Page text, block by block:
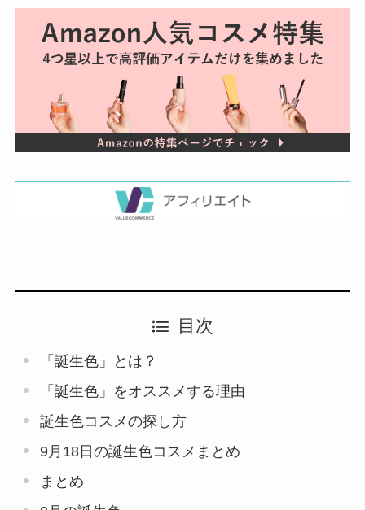
目次
「誕生色」とは？
「誕生色」をオススメする理由
誕生色コスメの探し方
9月18日の誕生色コスメまとめ
まとめ